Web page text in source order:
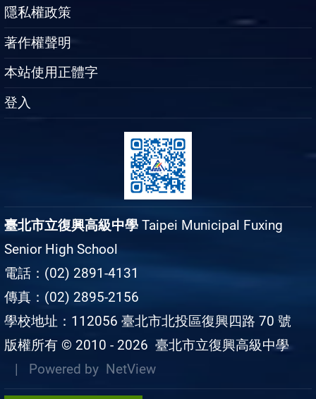
隱私權政策
著作權聲明
本站使用正體字
登入
臺北市立復興高級中學 Taipei Municipal Fuxing
Senior High School
電話：(02) 2891-4131
傳真：(02) 2895-2156
學校地址：112056 臺北市北投區復興四路 70 號
版權所有 © 2010 - 2026 臺北市立復興高級中學
| Powered by NetView